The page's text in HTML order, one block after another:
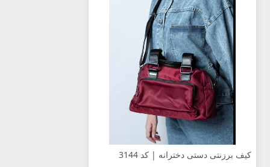
کیف برزنتی دستی دخترانه | کد 3144